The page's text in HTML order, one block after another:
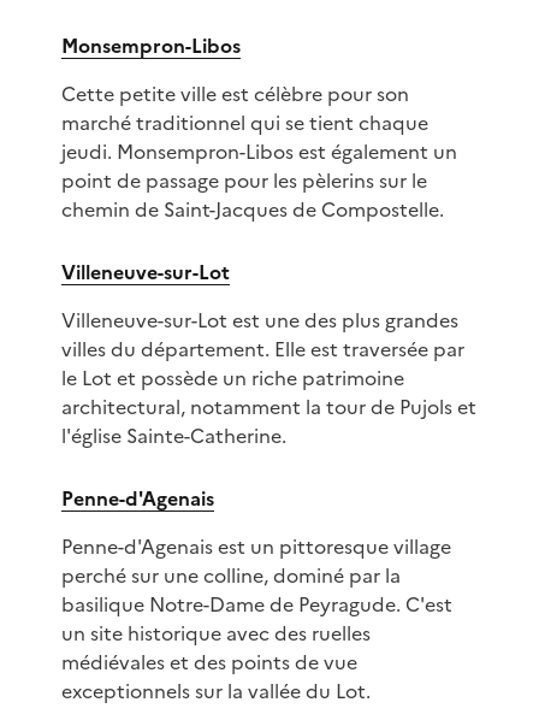
Monsempron-Libos
Cette petite ville est célèbre pour son
marché traditionnel qui se tient chaque
jeudi. Monsempron-Libos est également un
point de passage pour les pèlerins sur le
chemin de Saint-Jacques de Compostelle.
Villeneuve-sur-Lot
Villeneuve-sur-Lot est une des plus grandes
villes du département. Elle est traversée par
le Lot et possède un riche patrimoine
architectural, notamment la tour de Pujols et
l'église Sainte-Catherine.
Penne-d'Agenais
Penne-d'Agenais est un pittoresque village
perché sur une colline, dominé par la
basilique Notre-Dame de Peyragude. C'est
un site historique avec des ruelles
médiévales et des points de vue
exceptionnels sur la vallée du Lot.